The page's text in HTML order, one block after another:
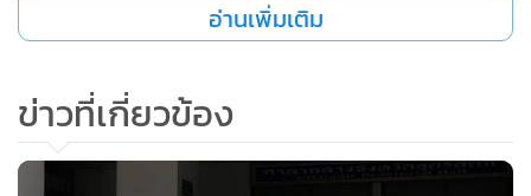
อ่านเพิ่มเติม
ข่าวที่เกี่ยวข้อง